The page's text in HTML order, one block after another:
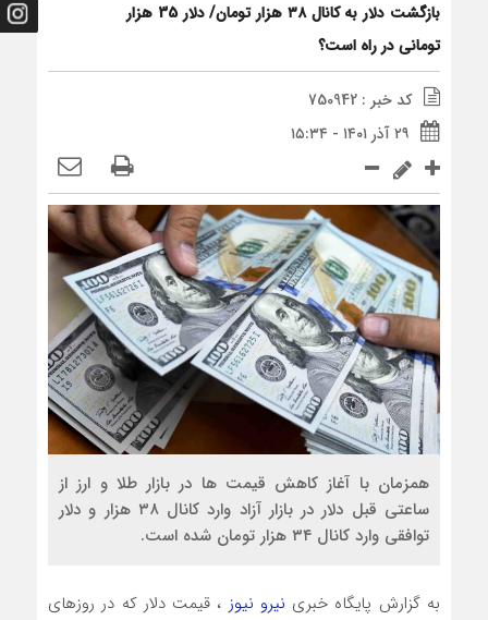
بازگشت دلار به کانال ۳۸ هزار تومان/ دلار 35 هزار
تومانی در راه است؟
کد خبر : 750942
۲۹ آذر ۱۴۰۱ - ۱۵:۳۴
همزمان با آغاز کاهش قیمت ها در بازار طلا و ارز از
ساعتی قبل دلار در بازار آزاد وارد کانال ۳۸ هزار و دلار
توافقی وارد کانال ۳۴ هزار تومان شده است.
به گزارش پایگاه خبری نیرو نیوز ، قیمت دلار که در روزهای